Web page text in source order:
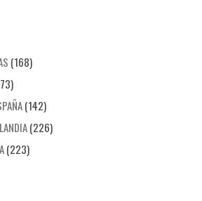
(168)
(142)
(226)
(223)